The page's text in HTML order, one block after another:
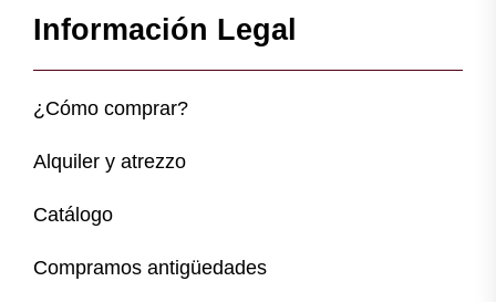
Información Legal
¿Cómo comprar?
Alquiler y atrezzo
Catálogo
Compramos antigüedades